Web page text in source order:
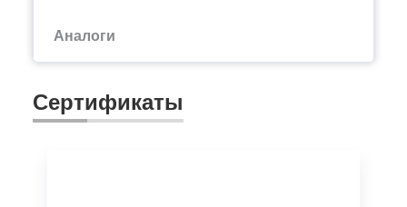
Аналоги
Сертификаты